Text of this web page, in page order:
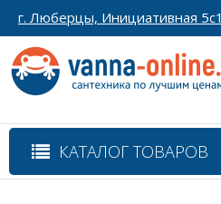
г. Люберцы, Инициативная 5с1
КАТАЛОГ ТОВАРОВ